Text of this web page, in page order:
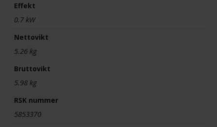
Effekt
0.7 kW
Nettovikt
5.26 kg
Bruttovikt
5.98 kg
RSK nummer
5853370